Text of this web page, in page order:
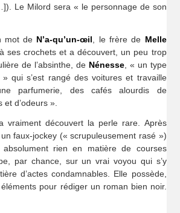
Le Milord sera « le personnage de son
mot de N’a-qu’un-œil , le frère de Melle
ses crochets et a découvert, un peu trop
de l’absinthe, de Nénesse, « un type
qui s’est rangé des voitures et travaille
parfumerie, des cafés alourdis de
d’odeurs ».
vraiment découvert la perle rare. Après
faux-jockey (« scrupuleusement rasé »)
absolument rien en matière de courses
par chance, sur un vrai voyou qui s’y
d’actes condamnables. Elle possède,
pour rédiger un roman bien noir.